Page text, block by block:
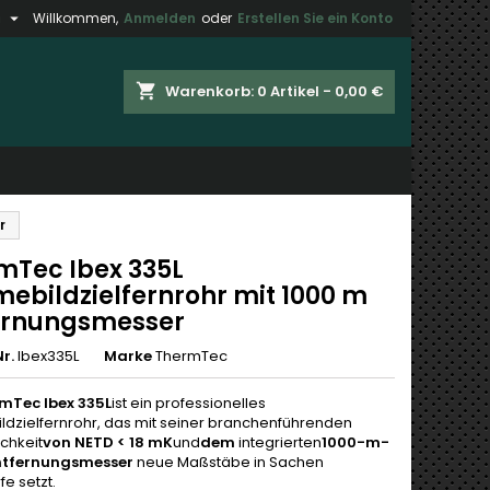
Willkommen, Anmelden oder Erstellen Sie ein Konto

shopping_cart Warenkorb: 0 Artikel - 0,00 €
Ibex 335L
mit 1000 m
Ibex335L MarkeThermTec
Ibex 335List ein professionelles
das mit seiner branchenführenden
von NETD < 18 mKunddem integrierten1000-m-
neue Maßstäbe in Sachen
setzt.